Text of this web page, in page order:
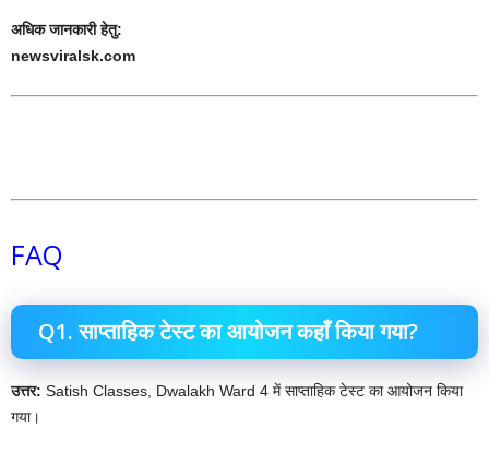
अधिक जानकारी हेतु:
newsviralsk.com
FAQ
Q1. साप्ताहिक टेस्ट का आयोजन कहाँ किया गया?
उत्तर: Satish Classes, Dwalakh Ward 4 में साप्ताहिक टेस्ट का आयोजन किया
गया।